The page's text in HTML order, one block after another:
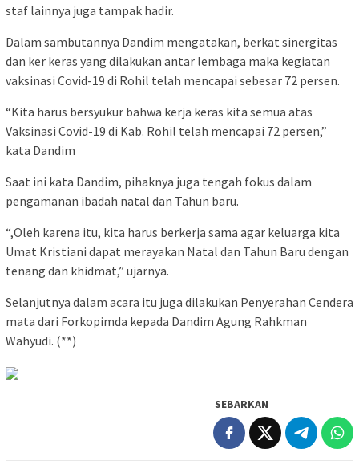
staf lainnya juga tampak hadir.
Dalam sambutannya Dandim mengatakan, berkat sinergitas
dan ker keras yang dilakukan antar lembaga maka kegiatan
vaksinasi Covid-19 di Rohil telah mencapai sebesar 72 persen.
“Kita harus bersyukur bahwa kerja keras kita semua atas
Vaksinasi Covid-19 di Kab. Rohil telah mencapai 72 persen,”
kata Dandim
Saat ini kata Dandim, pihaknya juga tengah fokus dalam
pengamanan ibadah natal dan Tahun baru.
“,Oleh karena itu, kita harus berkerja sama agar keluarga kita
Umat Kristiani dapat merayakan Natal dan Tahun Baru dengan
tenang dan khidmat,” ujarnya.
Selanjutnya dalam acara itu juga dilakukan Penyerahan Cendera
mata dari Forkopimda kepada Dandim Agung Rahkman
Wahyudi. (**)
SEBARKAN